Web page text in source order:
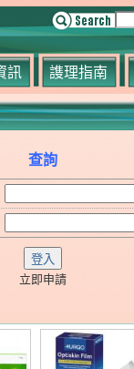
訊 謢理指南
查詢
立即申請